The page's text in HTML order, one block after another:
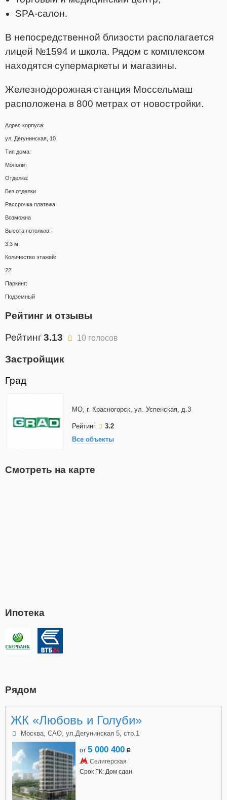
SPA-салон.
В непосредственной близости располагается
лицей №1594 и школа. Рядом с комплексом
находятся супермаркеты и магазины.
Железнодорожная станция Моссельмаш
расположена в 800 метрах от новостройки.
Адрес корпуса:
ул. Дегунинская, 10
Тип дома:
Монолит
Отделка:
Без отделки
Рассрочка платежа:
Возможна
Высота потолков:
3.3 м.
Количество этажей:
22
Паркинг:
Подземный
Рейтинг и отзывы
Рейтинг3.13 10 голосов
Застройщик
Град
МО, г. Красногорск, ул. Успенская, д.3
Рейтинг
3.2
Все объекты
Смотреть на карте
Ипотека
Рядом
ЖК «Любовь и Голуби»
Москва, САО, ул.Дегунинская 5, стр.1
от 5 000 400 a
Селигерская
Срок ГК: Дом сдан